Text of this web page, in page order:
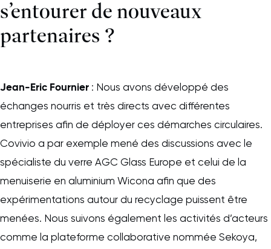
s’entourer de nouveaux
partenaires ?
Jean-Eric Fournier : Nous avons développé des
échanges nourris et très directs avec différentes
entreprises afin de déployer ces démarches circulaires.
Covivio a par exemple mené des discussions avec le
spécialiste du verre AGC Glass Europe et celui de la
menuiserie en aluminium Wicona afin que des
expérimentations autour du recyclage puissent être
menées. Nous suivons également les activités d’acteurs
comme la plateforme collaborative nommée Sekoya,